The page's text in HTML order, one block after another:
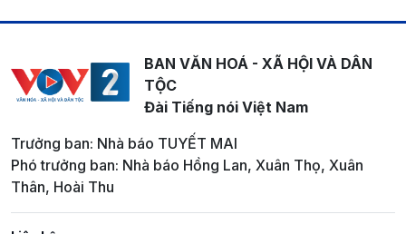
BAN VĂN HOÁ - XÃ HỘI VÀ DÂN
TỘC
Đài Tiếng nói Việt Nam
Trưởng ban: Nhà báo TUYẾT MAI
Phó trưởng ban: Nhà báo Hồng Lan, Xuân Thọ, Xuân
Thân, Hoài Thu